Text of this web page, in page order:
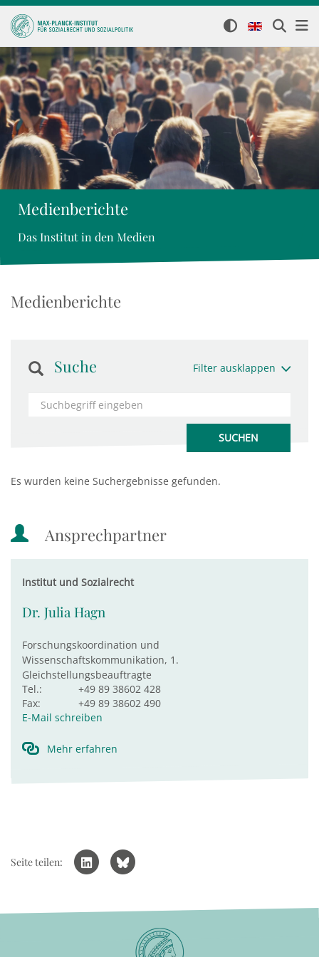
Medienberichte
Das Institut in den Medien
Medienberichte
Suche Filter ausklappen
Es wurden keine Suchergebnisse gefunden.
Ansprechpartner
Institut und Sozialrecht
Dr. Julia Hagn
Forschungskoordination und
Wissenschaftskommunikation, 1.
Gleichstellungsbeauftragte
Tel.:
+49 89 38602 428
Fax:
+49 89 38602 490
E-Mail schreiben
Mehr erfahren
Seite teilen: